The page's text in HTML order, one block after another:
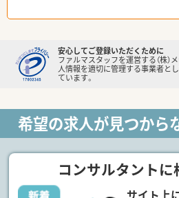
安心してご登録いただくために
ファルマスタッフを運営する（株）
人情報を適切に管理する事業者と
ています。
希望の求人が見つか
コンサルタントに